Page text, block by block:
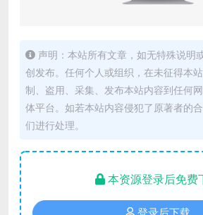
声明：本站所有文章，如无特殊说明
创发布。任何个人或组织，在未征得本
制、盗用、采集、发布本站内容到任何
体平台。如若本站内容侵犯了原著者的
们进行处理。
本资源登录后免费